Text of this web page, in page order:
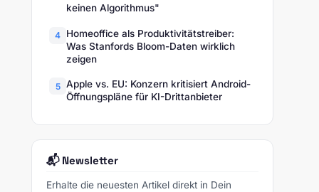
keinen Algorithmus"
4 Homeoffice als Produktivitätstreiber:
Was Stanfords Bloom-Daten wirklich
zeigen
5 Apple vs. EU: Konzern kritisiert Android-
Öffnungspläne für KI-Drittanbieter
📬 Newsletter
Erhalte die neuesten Artikel direkt in Dein